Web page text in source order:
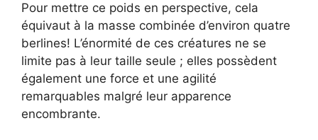
Pour mettre ce poids en perspective, cela
équivaut à la masse combinée d’environ quatre
berlines! L’énormité de ces créatures ne se
limite pas à leur taille seule ; elles possèdent
également une force et une agilité
remarquables malgré leur apparence
encombrante.